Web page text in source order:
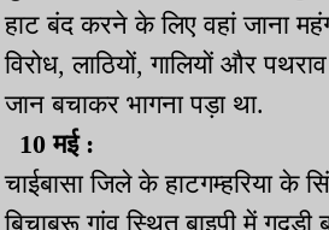
हाट बंद करने के लिए वहां जाना
विरोध, लाठियों, गालियों और
जान बचाकर भागना पड़ा था.
10 मई :
चाईबासा जिले के हाटगम्हरिया के
बिचाबुरू गांव स्थित बाइपी में गुदड़ी